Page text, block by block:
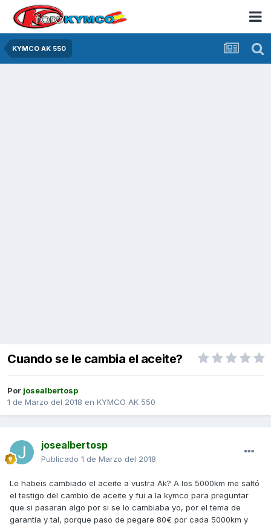
KYMCO AK 550
Cuando se le cambia el aceite?
Por josealbertosp
1 de Marzo del 2018 en KYMCO AK 550
josealbertosp
Publicado 1 de Marzo del 2018
Le habeis cambiado el aceite a vustra Ak? A los 5000km me saltó
el testigo del cambio de aceite y fui a la kymco para preguntar
que si pasaran algo por si se lo cambiaba yo, por el tema de
garantia y tal, porque paso de pegare 80€ por cada 5000km y